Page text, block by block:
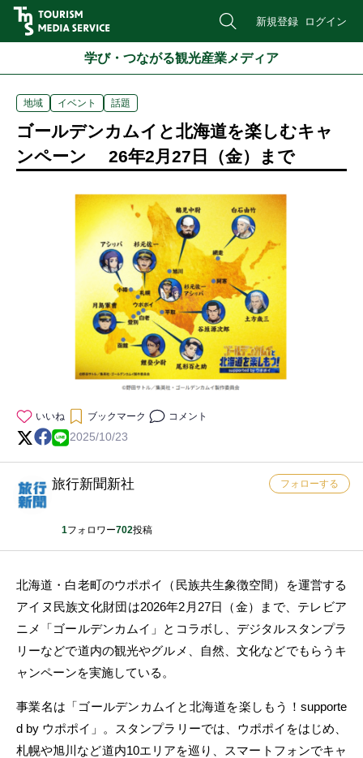
新規登録 ログイン
学び・つながる観光産業メディア
地域 イベント 話題
ゴールデンカムイと北海道を楽しむキャ
ンペーン 26年2月27日（金）まで
いいね ブックマーク コメント
2025/10/23
旅行新聞新社
1フォロワー702投稿
フォローする
北海道・白老町のウポポイ（民族共生象徴空間）を運営する
アイヌ民族文化財団は2026年2月27日（金）まで、テレビア
ニメ「ゴールデンカムイ」とコラボし、デジタルスタンプラ
リーなどで道内の観光やグルメ、自然、文化などでもらうキ
ャンペーンを実施している。
事業名は「ゴールデンカムイと北海道を楽しもう！supporte
d by ウポポイ」。スタンプラリーでは、ウポポイをはじめ、
札幌や旭川など道内10エリアを巡り、スマートフォンでキャ